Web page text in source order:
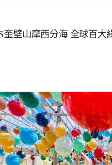
壁山摩西分海 全球百大